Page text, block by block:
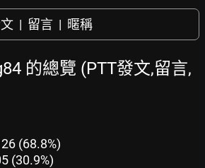
| 留言 | 暱稱
的總覽 (PTT發文,留言,
(68.8%)
(30.9%)